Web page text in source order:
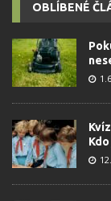
OBLÍBENÉ